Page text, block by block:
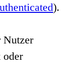
).
Nutzer
oder